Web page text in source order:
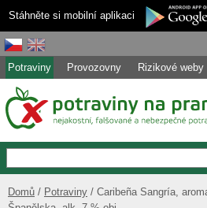
Stáhněte si mobilní aplikaci
Potraviny Provozovny Rizikové weby
Domů Potraviny
Caribeña Sangría,